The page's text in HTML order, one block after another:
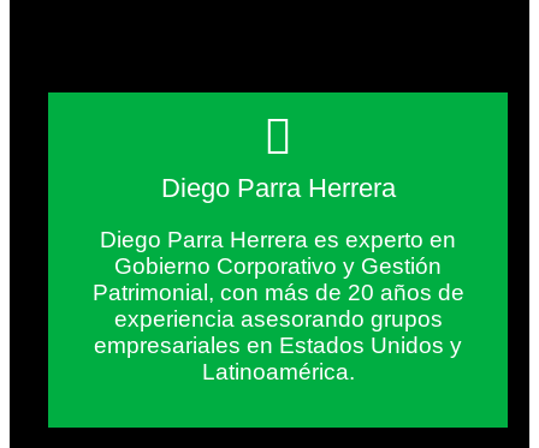
Diego Parra Herrera
Diego Parra Herrera es experto en
Gobierno Corporativo y Gestión
Patrimonial, con más de 20 años de
experiencia asesorando grupos
empresariales en Estados Unidos y
Latinoamérica.